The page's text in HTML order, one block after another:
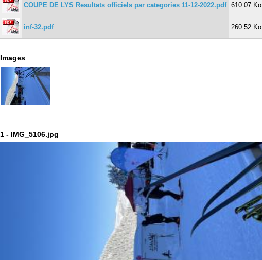
COUPE DE LYS Resultats officiels par categories 11-12-2022.pdf 610.07 Ko
inf-32.pdf 260.52 Ko
Images
1 - IMG_5106.jpg